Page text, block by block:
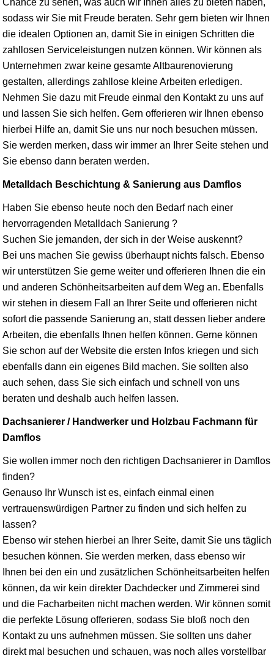
sodass wir Sie mit Freude beraten. Sehr gern bieten wir Ihnen
die idealen Optionen an, damit Sie in einigen Schritten die
zahllosen Serviceleistungen nutzen können. Wir können als
Unternehmen zwar keine gesamte Altbaurenovierung
gestalten, allerdings zahllose kleine Arbeiten erledigen.
Nehmen Sie dazu mit Freude einmal den Kontakt zu uns auf
und lassen Sie sich helfen. Gern offerieren wir Ihnen ebenso
hierbei Hilfe an, damit Sie uns nur noch besuchen müssen.
Sie werden merken, dass wir immer an Ihrer Seite stehen und
Sie ebenso dann beraten werden.
Metalldach Beschichtung & Sanierung aus Damflos
Haben Sie ebenso heute noch den Bedarf nach einer
hervorragenden Metalldach Sanierung ?
Suchen Sie jemanden, der sich in der Weise auskennt?
Bei uns machen Sie gewiss überhaupt nichts falsch. Ebenso
wir unterstützen Sie gerne weiter und offerieren Ihnen die ein
und anderen Schönheitsarbeiten auf dem Weg an. Ebenfalls
wir stehen in diesem Fall an Ihrer Seite und offerieren nicht
sofort die passende Sanierung an, statt dessen lieber andere
Arbeiten, die ebenfalls Ihnen helfen können. Gerne können
Sie schon auf der Website die ersten Infos kriegen und sich
ebenfalls dann ein eigenes Bild machen. Sie sollten also
auch sehen, dass Sie sich einfach und schnell von uns
beraten und deshalb auch helfen lassen.
Dachsanierer / Handwerker und Holzbau Fachmann für
Damflos
Sie wollen immer noch den richtigen Dachsanierer in Damflos
finden?
Genauso Ihr Wunsch ist es, einfach einmal einen
vertrauenswürdigen Partner zu finden und sich helfen zu
lassen?
Ebenso wir stehen hierbei an Ihrer Seite, damit Sie uns täglich
besuchen können. Sie werden merken, dass ebenso wir
Ihnen bei den ein und zusätzlichen Schönheitsarbeiten helfen
können, da wir kein direkter Dachdecker und Zimmerei sind
und die Facharbeiten nicht machen werden. Wir können somit
die perfekte Lösung offerieren, sodass Sie bloß noch den
Kontakt zu uns aufnehmen müssen. Sie sollten uns daher
direkt mal besuchen und schauen, was noch alles vorstellbar